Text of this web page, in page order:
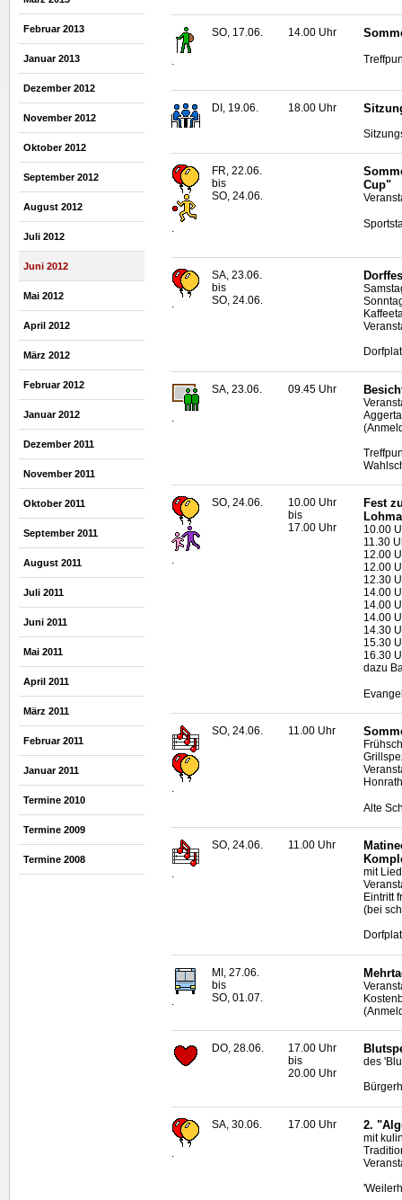
Februar 2013
Januar 2013
Dezember 2012
November 2012
Oktober 2012
September 2012
August 2012
Juli 2012
Juni 2012
Mai 2012
April 2012
März 2012
Februar 2012
Januar 2012
Dezember 2011
November 2011
Oktober 2011
September 2011
August 2011
Juli 2011
Juni 2011
Mai 2011
April 2011
März 2011
Februar 2011
Januar 2011
Termine 2010
Termine 2009
Termine 2008
.
SO, 17.06. 14.00 Uhr
DI, 19.06. 18.00 Uhr
.
FR, 22.06.
bis
SO, 24.06.
Cup"
SA, 23.06.
bis
SO, 24.06.
SA, 23.06. 09.45 Uhr
.
SO, 24.06.
10.00 Uhr
bis
17.00 Uhr
Fest
10.00
11.30
12.00
12.00
12.30
14.00
14.00
14.00
14.30
15.30
16.30
dazu
.
SO, 24.06. 11.00 Uhr
Alte
.
SO, 24.06. 11.00 Uhr
mit
Eintritt
(bei
MI, 27.06.
bis
SO, 01.07.
DO, 28.06.
17.00 Uhr
bis
20.00 Uhr
des
.
SA, 30.06. 17.00 Uhr 2.
mit